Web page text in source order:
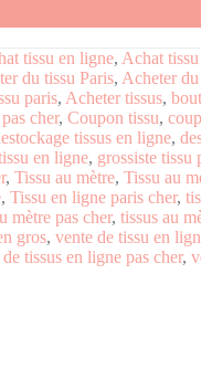
tissu en ligne, Achat
du tissu Paris, Acheter du
paris, Acheter tissus,
cher, Coupon tissu,
tissus en ligne,
en ligne, grossiste tissu
, Tissu au mètre, Tissu au
, Tissu en ligne paris cher,
mètre pas cher, tissus au
gros, vente de tissu en
tissus en ligne pas cher,